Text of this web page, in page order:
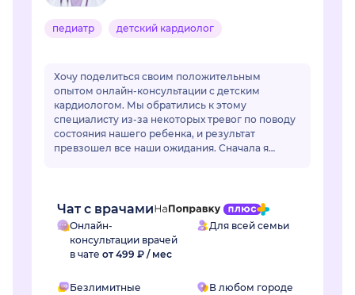
педиатр детский кардиолог
Хочу поделиться своим положительным
опытом онлайн-консультации с детским
кардиологом. Мы обратились к этому
специалисту из-за некоторых тревог по поводу
состояния нашего ребенка, и результат
превзошел все наши ожидания. Сначала я
Чат с врачами
Онлайн-
консультации врачей
в чате от 499 ₽ / мес
Для всей семьи
Безлимитные
В любом городе